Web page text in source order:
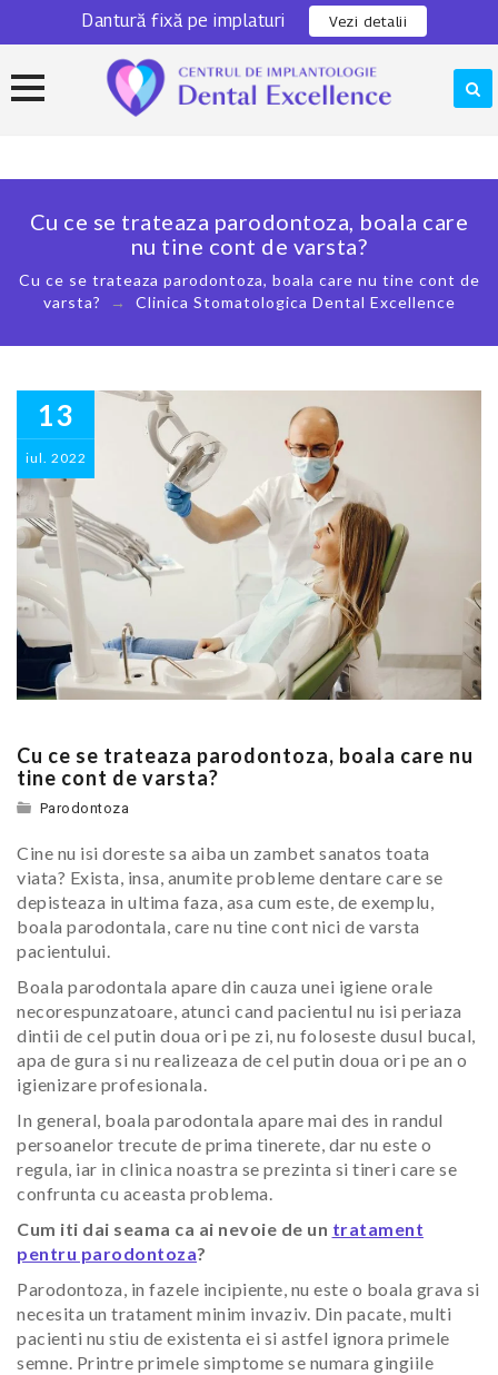
Dantură fixă pe implaturi Vezi detalii
0311 301 280 Locatie
Cu ce se trateaza parodontoza, boala care
nu tine cont de varsta?
Cu ce se trateaza parodontoza, boala care nu tine cont de
varsta? → Clinica Stomatologica Dental Excellence
13
iul. 2022
Cu ce se trateaza parodontoza, boala care nu
tine cont de varsta?
Parodontoza
Cine nu isi doreste sa aiba un zambet sanatos toata
viata? Exista, insa, anumite probleme dentare care se
depisteaza in ultima faza, asa cum este, de exemplu,
boala parodontala, care nu tine cont nici de varsta
pacientului.
Boala parodontala apare din cauza unei igiene orale
necorespunzatoare, atunci cand pacientul nu isi periaza
dintii de cel putin doua ori pe zi, nu foloseste dusul bucal,
apa de gura si nu realizeaza de cel putin doua ori pe an o
igienizare profesionala.
In general, boala parodontala apare mai des in randul
persoanelor trecute de prima tinerete, dar nu este o
regula, iar in clinica noastra se prezinta si tineri care se
confrunta cu aceasta problema.
Cum iti dai seama ca ai nevoie de un tratament
pentru parodontoza?
Parodontoza, in fazele incipiente, nu este o boala grava si
necesita un tratament minim invaziv. Din pacate, multi
pacienti nu stiu de existenta ei si astfel ignora primele
semne. Printre primele simptome se numara gingiile